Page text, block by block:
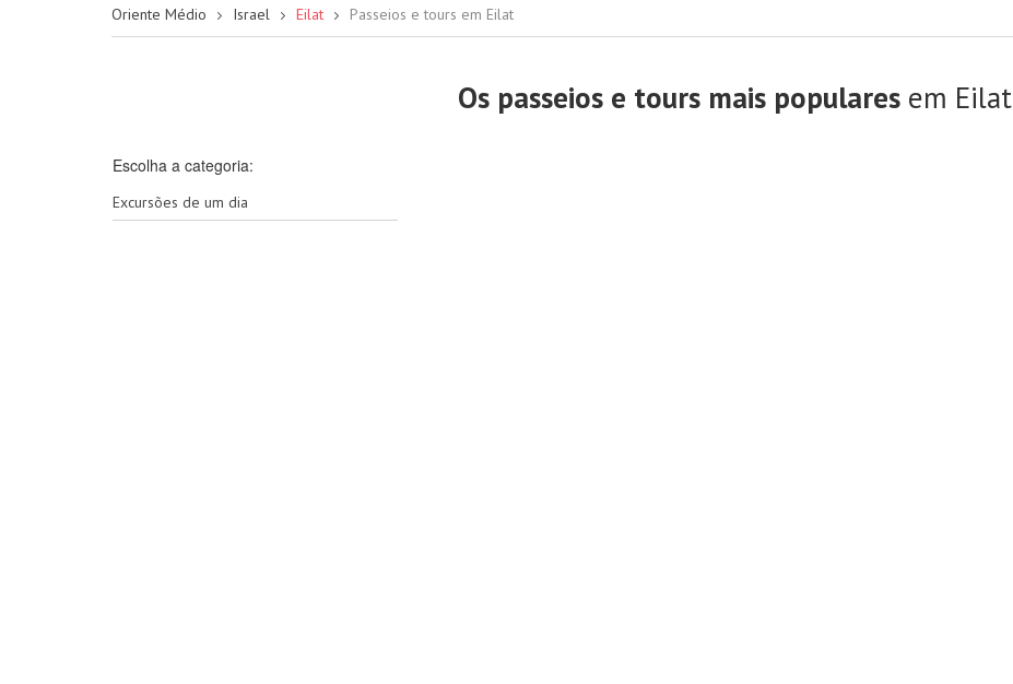
Oriente Médio Israel Eilat Passeios e tours em Eilat
Os passeios e tours mais popularesem Eilat
Escolha a categoria:
Excursões de um dia